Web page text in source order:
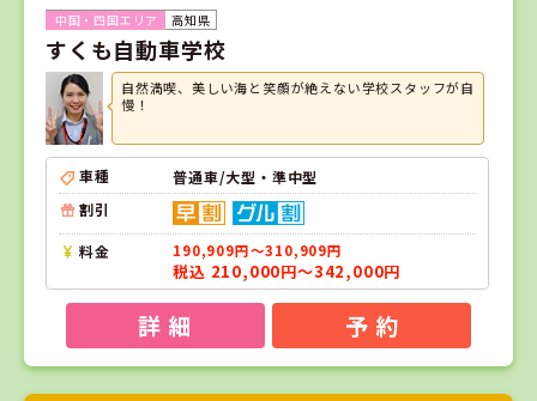
高知県
すくも自動車学校
自然満喫、美しい海と笑顔が絶えない学校スタッフが自
慢！
車種
普通車/大型・準中型
割引
料金 190,909円～310,909円
税込 210,000円～342,000円
詳 細 予 約